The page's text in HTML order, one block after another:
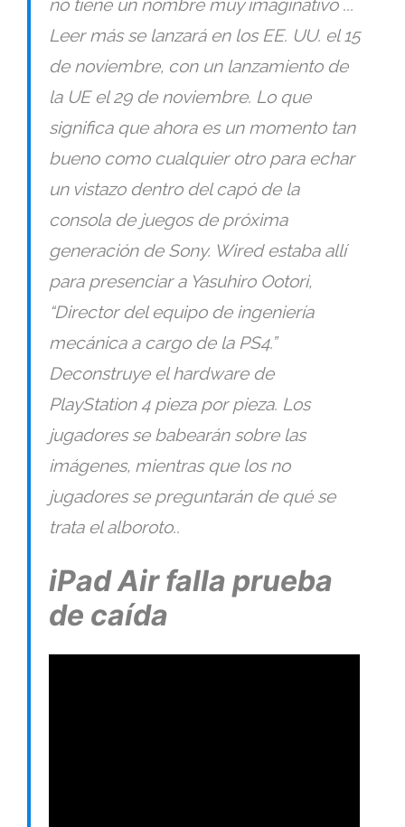
no tiene un nombre muy imaginativo ...
Leer más se lanzará en los EE. UU. el 15
de noviembre, con un lanzamiento de
la UE el 29 de noviembre. Lo que
significa que ahora es un momento tan
bueno como cualquier otro para echar
un vistazo dentro del capó de la
consola de juegos de próxima
generación de Sony. Wired estaba allí
para presenciar a Yasuhiro Ootori,
“Director del equipo de ingeniería
mecánica a cargo de la PS4.”
Deconstruye el hardware de
PlayStation 4 pieza por pieza. Los
jugadores se babearán sobre las
imágenes, mientras que los no
jugadores se preguntarán de qué se
trata el alboroto..
iPad Air falla prueba
de caída